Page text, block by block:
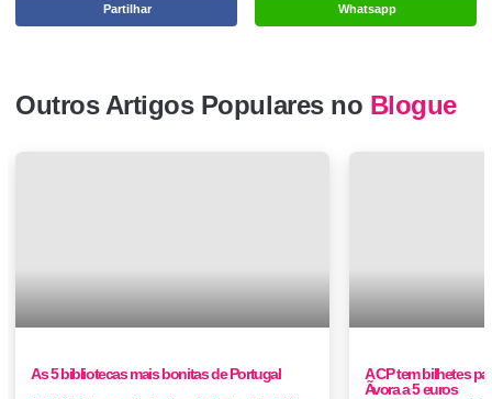
Whatsapp
Partilhar
Outros Artigos Populares no Blogue
As 5 bibliotecas mais bonitas de Portugal
A CP tem bilhetes
Ãvora a 5 euros